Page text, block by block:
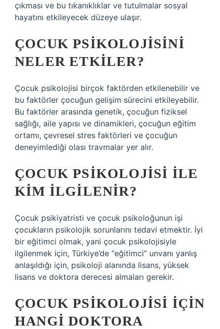
çıkması ve bu tıkanıklıklar ve tutulmalar sosyal
hayatını etkileyecek düzeye ulaşır.
ÇOCUK PSIKOLOJISINI
NELER ETKILER?
Çocuk psikolojisi birçok faktörden etkilenebilir ve
bu faktörler çocuğun gelişim sürecini etkileyebilir.
Bu faktörler arasında genetik, çocuğun fiziksel
sağlığı, aile yapısı ve dinamikleri, çocuğun eğitim
ortamı, çevresel stres faktörleri ve çocuğun
deneyimlediği olası travmalar yer alır.
ÇOCUK PSIKOLOJISI ILE
KIM ILGILENIR?
Çocuk psikiyatristi ve çocuk psikoloğunun işi
çocukların psikolojik sorunlarını tedavi etmektir. İyi
bir eğitimci olmak, yani çocuk psikolojisiyle
ilgilenmek için, Türkiye’de “eğitimci” unvanı yanlış
anlaşıldığı için, psikoloji alanında lisans, yüksek
lisans ve doktora derecesi almaları gerekir.
ÇOCUK PSIKOLOJISI IÇIN
HANGI DOKTORA